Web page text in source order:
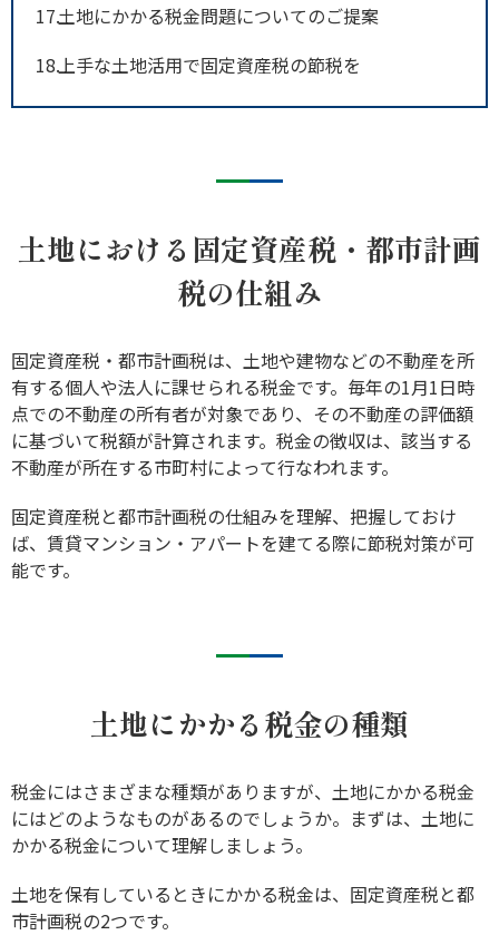
17土地にかかる税金問題についてのご提案
18上手な土地活用で固定資産税の節税を
土地における固定資産税・都市計画
税の仕組み
固定資産税・都市計画税は、土地や建物などの不動産を所
有する個人や法人に課せられる税金です。毎年の1月1日時
点での不動産の所有者が対象であり、その不動産の評価額
に基づいて税額が計算されます。税金の徴収は、該当する
不動産が所在する市町村によって行なわれます。
固定資産税と都市計画税の仕組みを理解、把握しておけ
ば、賃貸マンション・アパートを建てる際に節税対策が可
能です。
土地にかかる税金の種類
税金にはさまざまな種類がありますが、土地にかかる税金
にはどのようなものがあるのでしょうか。まずは、土地に
かかる税金について理解しましょう。
土地を保有しているときにかかる税金は、固定資産税と都
市計画税の2つです。